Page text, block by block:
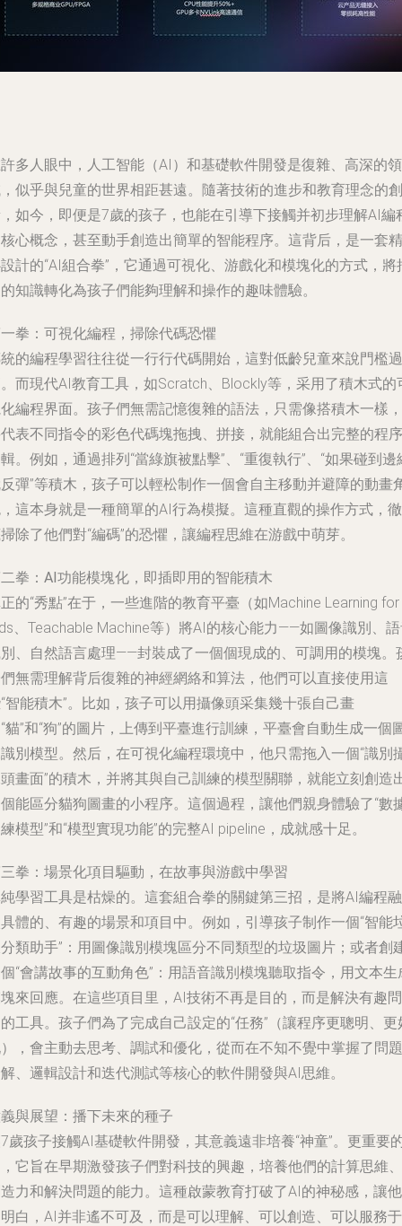
多人眼中，人工智能（AI）和基礎軟件開發是復雜、高深的領
似乎與兒童的世界相距甚遠。隨著技術的進步和教育理念的創
如今，即便是7歲的孩子，也能在引導下接觸并初步理解AI編
心概念，甚至動手創造出簡單的智能程序。這背后，是一套精
計的“AI組合拳”，它通過可視化、游戲化和模塊化的方式，將
知識轉化為孩子們能夠理解和操作的趣味體驗。
拳：可視化編程，掃除代碼恐懼
的編程學習往往從一行行代碼開始，這對低齡兒童來說門檻過
而現代AI教育工具，如Scratch、Blockly等，采用了積木式的
編程界面。孩子們無需記憶復雜的語法，只需像搭積木一樣，
表不同指令的彩色代碼塊拖拽、拼接，就能組合出完整的程序
。例如，通過排列“當綠旗被點擊”、“重復執行”、“如果碰到邊
彈”等積木，孩子可以輕松制作一個會自主移動并避障的動畫
這本身就是一種簡單的AI行為模擬。這種直觀的操作方式，徹
除了他們對“編碼”的恐懼，讓編程思維在游戲中萌芽。
拳：AI功能模塊化，即插即用的智能積木
的“秀點”在于，一些進階的教育平臺（如Machine Learning for
、Teachable Machine等）將AI的核心能力——如圖像識別、
、自然語言處理——封裝成了一個個現成的、可調用的模塊。
無需理解背后復雜的神經網絡和算法，他們可以直接使用這
智能積木”。比如，孩子可以用攝像頭采集幾十張自己畫
貓”和“狗”的圖片，上傳到平臺進行訓練，平臺會自動生成一個
別模型。然后，在可視化編程環境中，他只需拖入一個“識別
畫面”的積木，并將其與自己訓練的模型關聯，就能立刻創造
能區分貓狗圖畫的小程序。這個過程，讓他們親身體驗了“數
模型”和“模型實現功能”的完整AI pipeline，成就感十足。
拳：場景化項目驅動，在故事與游戲中學習
學習工具是枯燥的。這套組合拳的關鍵第三招，是將AI編程融
體的、有趣的場景和項目中。例如，引導孩子制作一個“智能
類助手”：用圖像識別模塊區分不同類型的垃圾圖片；或者創
“會講故事的互動角色”：用語音識別模塊聽取指令，用文本生
來回應。在這些項目里，AI技術不再是目的，而是解決有趣問
工具。孩子們為了完成自己設定的“任務”（讓程序更聰明、更
，會主動去思考、調試和優化，從而在不知不覺中掌握了問題
、邏輯設計和迭代測試等核心的軟件開發與AI思維。
與展望：播下未來的種子
歲孩子接觸AI基礎軟件開發，其意義遠非培養“神童”。更重要
它旨在早期激發孩子們對科技的興趣，培養他們的計算思維、
力和解決問題的能力。這種啟蒙教育打破了AI的神秘感，讓他
白，AI并非遙不可及，而是可以理解、可以創造、可以服務于